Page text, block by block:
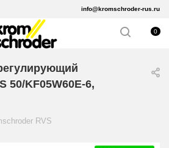
info@kromschroder-rus.ru
0
50/KF05W60E-6,
RVS